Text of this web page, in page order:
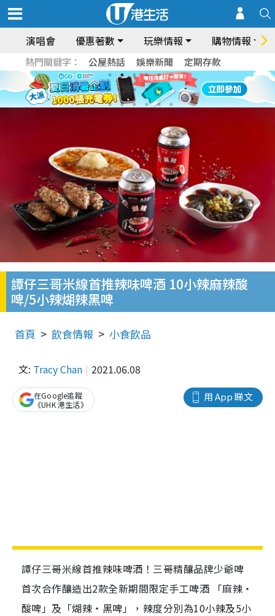
演唱會 優惠著數 玩樂情報 購物情報
熱門關鍵字： 公屋熱話 娛樂新聞 定期存款
譚仔三哥米線首推辣味啤酒 10小辣麻辣酸
啤/5小辣煳辣黑啤
首頁 飲食情報 小食飲品
文: Tracy Chan 2021.06.08
用 App 睇文
在Google追蹤
《UHK 港生活》
譚仔三哥米線首推辣味啤酒！三哥精釀品牌少爺啤
首次合作釀造出2款全新期間限定手工啤酒 「麻辣‧
酸啤」及「煳辣‧黑啤」，辣度分別為10小辣及5小